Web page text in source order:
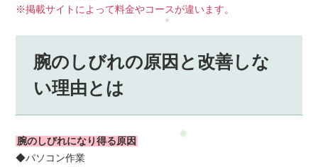
※掲載サイトによって料金やコースが違います。
腕のしびれの原因と改善しな
い理由とは
腕のしびれになり得る原因
◆パソコン作業